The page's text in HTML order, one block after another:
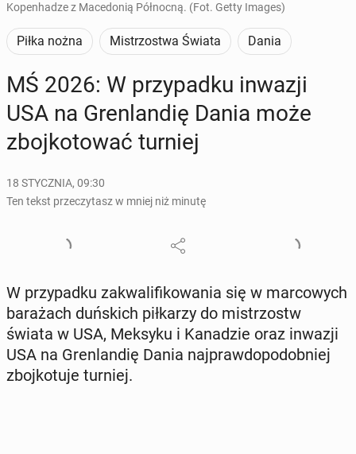
Kopenhadze z Macedonią Północną. (Fot. Getty Images)
Piłka nożna Mistrzostwa Świata Dania
MŚ 2026: W przy­pad­ku inwazji
USA na Gren­lan­dię Dania może
zboj­ko­to­wać turniej
18 STYCZNIA, 09:30
Ten tekst przeczytasz w mniej niż minutę
W przy­pad­ku za­kwa­li­fi­ko­wa­nia się w mar­co­wych
ba­ra­żach duń­skich pił­ka­rzy do mi­strzostw
świata w USA, Meksyku i Ka­na­dzie oraz inwazji
USA na Gren­lan­dię Dania naj­praw­do­po­dob­niej
zboj­ko­tu­je turniej.